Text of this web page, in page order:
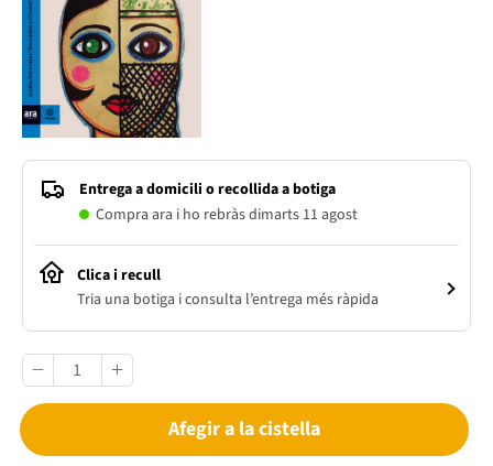
Entrega a domicili o recollida a botiga
Compra ara i ho rebràs dimarts 11 agost
Clica i recull
Tria una botiga i consulta l’entrega més ràpida
Afegir a la cistella